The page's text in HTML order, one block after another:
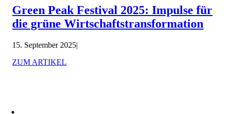
Green Peak Festival 2025: Impulse für
die grüne Wirtschaftstransformation
15. September 2025|
ZUM ARTIKEL